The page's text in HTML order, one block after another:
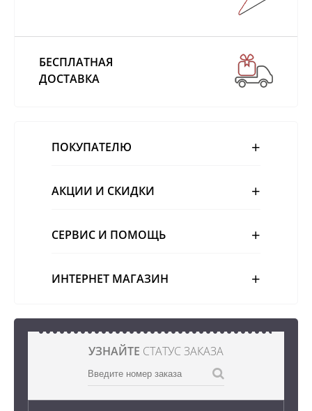
БЕСПЛАТНАЯ
ДОСТАВКА
ПОКУПАТЕЛЮ
АКЦИИ И СКИДКИ
СЕРВИС И ПОМОЩЬ
ИНТЕРНЕТ МАГАЗИН
УЗНАЙТЕ СТАТУС ЗАКАЗА